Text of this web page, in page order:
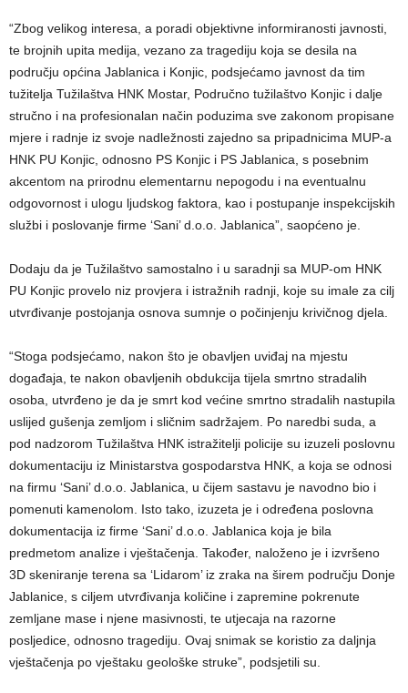
“Zbog velikog interesa, a poradi objektivne informiranosti javnosti,
te brojnih upita medija, vezano za tragediju koja se desila na
području općina Jablanica i Konjic, podsjećamo javnost da tim
tužitelja Tužilaštva HNK Mostar, Područno tužilaštvo Konjic i dalje
stručno i na profesionalan način poduzima sve zakonom propisane
mjere i radnje iz svoje nadležnosti zajedno sa pripadnicima MUP-a
HNK PU Konjic, odnosno PS Konjic i PS Jablanica, s posebnim
akcentom na prirodnu elementarnu nepogodu i na eventualnu
odgovornost i ulogu ljudskog faktora, kao i postupanje inspekcijskih
službi i poslovanje firme ‘Sani’ d.o.o. Jablanica”, saopćeno je.
Dodaju da je Tužilaštvo samostalno i u saradnji sa MUP-om HNK
PU Konjic provelo niz provjera i istražnih radnji, koje su imale za cilj
utvrđivanje postojanja osnova sumnje o počinjenju krivičnog djela.
“Stoga podsjećamo, nakon što je obavljen uviđaj na mjestu
događaja, te nakon obavljenih obdukcija tijela smrtno stradalih
osoba, utvrđeno je da je smrt kod većine smrtno stradalih nastupila
uslijed gušenja zemljom i sličnim sadržajem. Po naredbi suda, a
pod nadzorom Tužilaštva HNK istražitelji policije su izuzeli poslovnu
dokumentaciju iz Ministarstva gospodarstva HNK, a koja se odnosi
na firmu ‘Sani’ d.o.o. Jablanica, u čijem sastavu je navodno bio i
pomenuti kamenolom. Isto tako, izuzeta je i određena poslovna
dokumentacija iz firme ‘Sani’ d.o.o. Jablanica koja je bila
predmetom analize i vještačenja. Također, naloženo je i izvršeno
3D skeniranje terena sa ‘Lidarom’ iz zraka na širem području Donje
Jablanice, s ciljem utvrđivanja količine i zapremine pokrenute
zemljane mase i njene masivnosti, te utjecaja na razorne
posljedice, odnosno tragediju. Ovaj snimak se koristio za daljnja
vještačenja po vještaku geološke struke”, podsjetili su.